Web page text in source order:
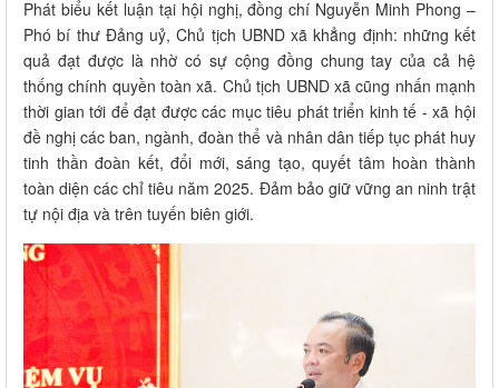
Phát biểu kết luận tại hội nghị, đồng chí Nguyễn Minh Phong –
Phó bí thư Đảng uỷ, Chủ tịch UBND xã khẳng định: những kết
quả đạt được là nhờ có sự cộng đồng chung tay của cả hệ
thống chính quyền toàn xã. Chủ tịch UBND xã cũng nhấn mạnh
thời gian tới để đạt được các mục tiêu phát triển kinh tế - xã hội
đề nghị các ban, ngành, đoàn thể và nhân dân tiếp tục phát huy
tinh thần đoàn kết, đổi mới, sáng tạo, quyết tâm hoàn thành
toàn diện các chỉ tiêu năm 2025. Đảm bảo giữ vững an ninh trật
tự nội địa và trên tuyến biên giới.